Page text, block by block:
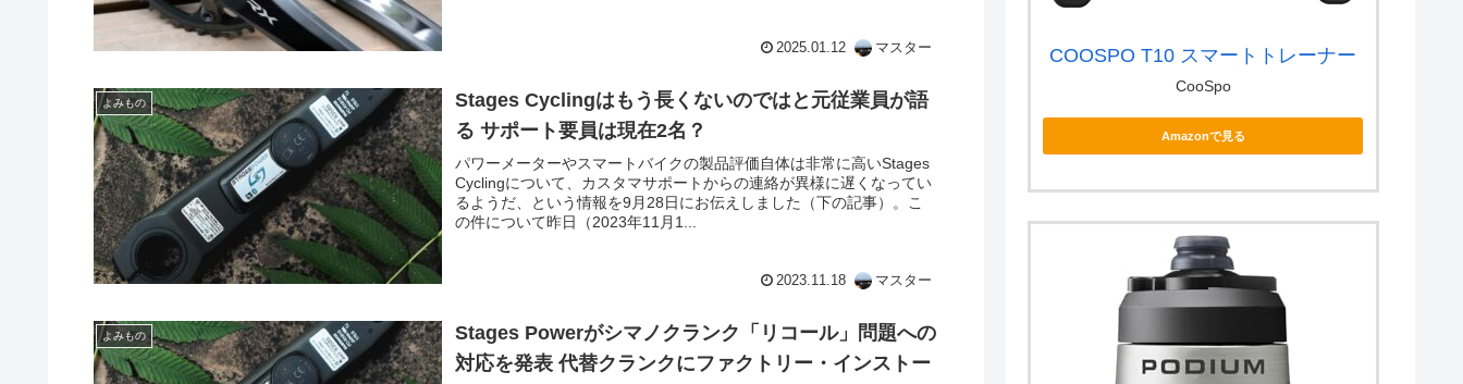
2025.01.12 マスター
よみもの
Stages Cyclingはもう長くないのではと元従業員が語
る サポート要員は現在2名？
パワーメーターやスマートバイクの製品評価自体は非常に高いStages
Cyclingについて、カスタマサポートからの連絡が異様に遅くなってい
るようだ、という情報を9月28日にお伝えしました（下の記事）。こ
の件について昨日（2023年11月1...
2023.11.18 マスター
よみもの
Stages Powerがシマノクランク「リコール」問題への
対応を発表 代替クランクにファクトリー・インストー
COOSPO T10 スマートトレーナー
CooSpo
Amazonで見る